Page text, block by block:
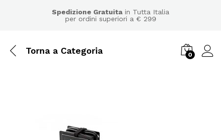
Spedizione Gratuitain Tutta Italia
per ordini superiori a € 299
Torna a Categoria 0